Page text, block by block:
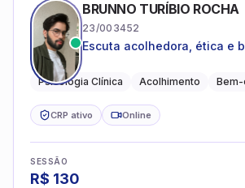
BRUNNO TURÍBIO ROCHA
23/003452
Escuta acolhedora, ética e
Psicologia Clínica Acolhimento
CRP ativo Online
SESSÃO
R$ 130